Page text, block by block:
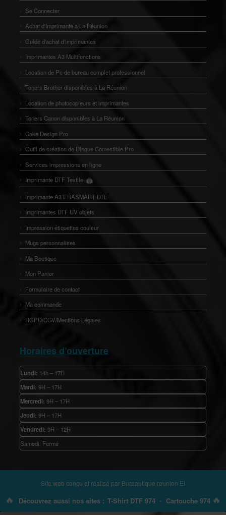
Se Connecter
Achat d'Imprimante à La Réunion
Guide d'achat d'imprimantes
Imprimantes A3 Multifonctions
Location de Pc de bureau complet professionnel
Toners Brother disponibles à La Réunion
Location de photocopieurs et imprimantes
Toners Canon disponibles à La Réunion
Cake Design Pro
Outil de création de Disque Comestible Pro
Services impressions en ligne
Imprimante DTF Textile 🖨️
👕
Imprimante A3 ERASMART DTF
Imprimantes DTF UV objets
Impression étiquettes couleur
Mugs personnalises
Ma Boutique
Mon Panier
Formulaire de contact
Ma commande
RGPD/CGV/Mentions Légales
Horaires d’ouverture
Lundi: 14h – 17H
Mardi: 9H – 17H
Mercredi: 9H – 17H
Jeudi: 9H – 17H
Vendredi: 9H – 12H
Samedi: Fermé
Site web conçu et réalisé par Bureautique reunion EI
🔥 Découvrez aussi nos sites : T-Shirt DTF 974 • Cartouche 974 🔥